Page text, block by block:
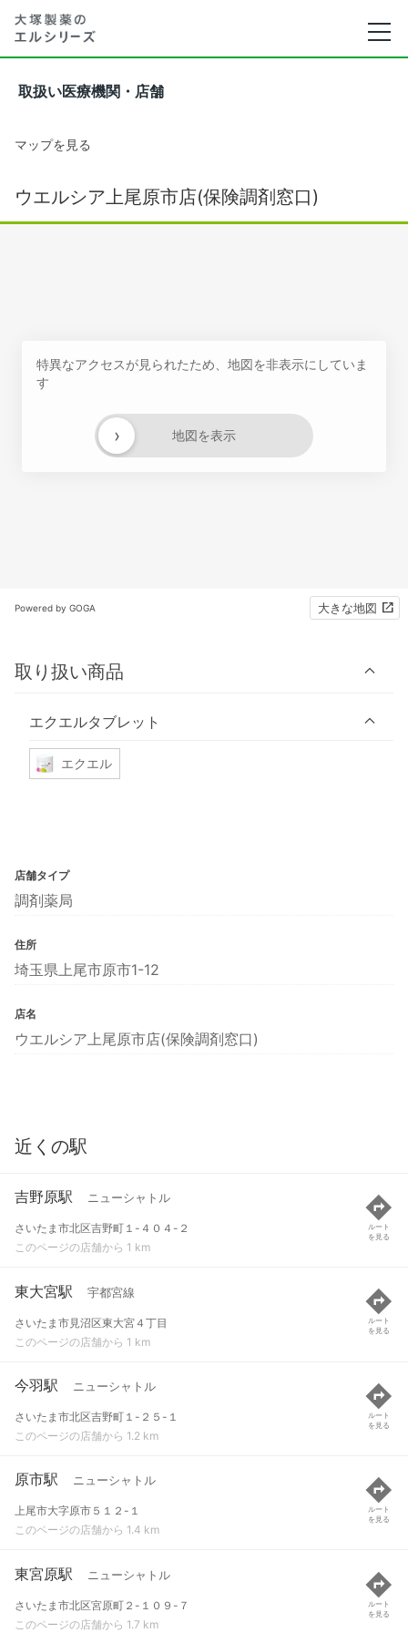
取扱い医療機関・店舗
マップを見る
ウエルシア上尾原市店(保険調剤窓口)
特異なアクセスが見られたため、地図を非表示にしていま
す
地図を表示
›
Powered by GOGA 大きな地図
取り扱い商品
エクエルタブレット
エクエル
店舗タイプ
調剤薬局
住所
埼玉県上尾市原市1-12
店名
ウエルシア上尾原市店(保険調剤窓口)
近くの駅
吉野原駅 ニューシャトル
さいたま市北区吉野町１-４０４-２
このページの店舗から 1 km
ルート
を見る
東大宮駅 宇都宮線
さいたま市見沼区東大宮４丁目
このページの店舗から 1 km
ルート
を見る
今羽駅 ニューシャトル
さいたま市北区吉野町１-２５-１
このページの店舗から 1.2 km
ルート
を見る
原市駅 ニューシャトル
上尾市大字原市５１２-１
このページの店舗から 1.4 km
ルート
を見る
東宮原駅 ニューシャトル
さいたま市北区宮原町２-１０９-７
このページの店舗から 1.7 km
ルート
を見る